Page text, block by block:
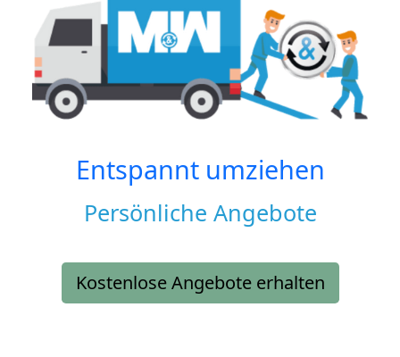
Entspannt umziehen
Persönliche Angebote
Kostenlose Angebote erhalten